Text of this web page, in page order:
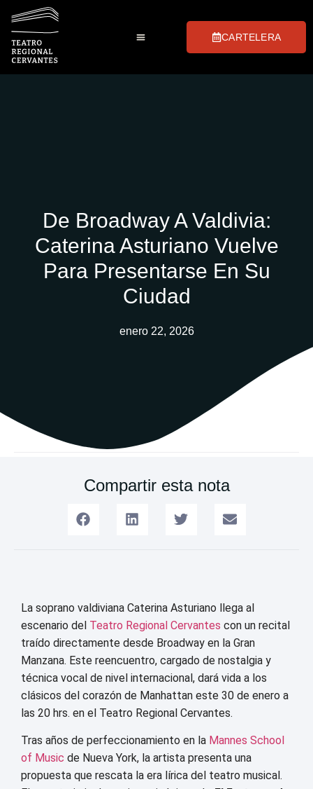
CARTELERA
De Broadway A Valdivia:
Caterina Asturiano Vuelve
Para Presentarse En Su
Ciudad
enero 22, 2026
Compartir esta nota
La soprano valdiviana Caterina Asturiano llega al
escenario del Teatro Regional Cervantes con un recital
traído directamente desde Broadway en la Gran
Manzana. Este reencuentro, cargado de nostalgia y
técnica vocal de nivel internacional, dará vida a los
clásicos del corazón de Manhattan este 30 de enero a
las 20 hrs. en el Teatro Regional Cervantes.
Tras años de perfeccionamiento en la Mannes School
of Music de Nueva York, la artista presenta una
propuesta que rescata la era lírica del teatro musical.